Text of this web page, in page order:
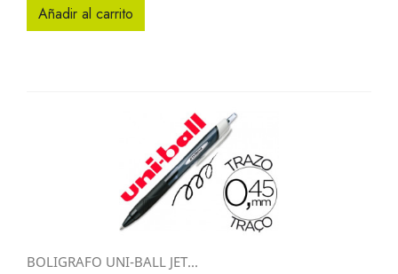
Añadir al carrito
BOLIGRAFO UNI-BALL JET...